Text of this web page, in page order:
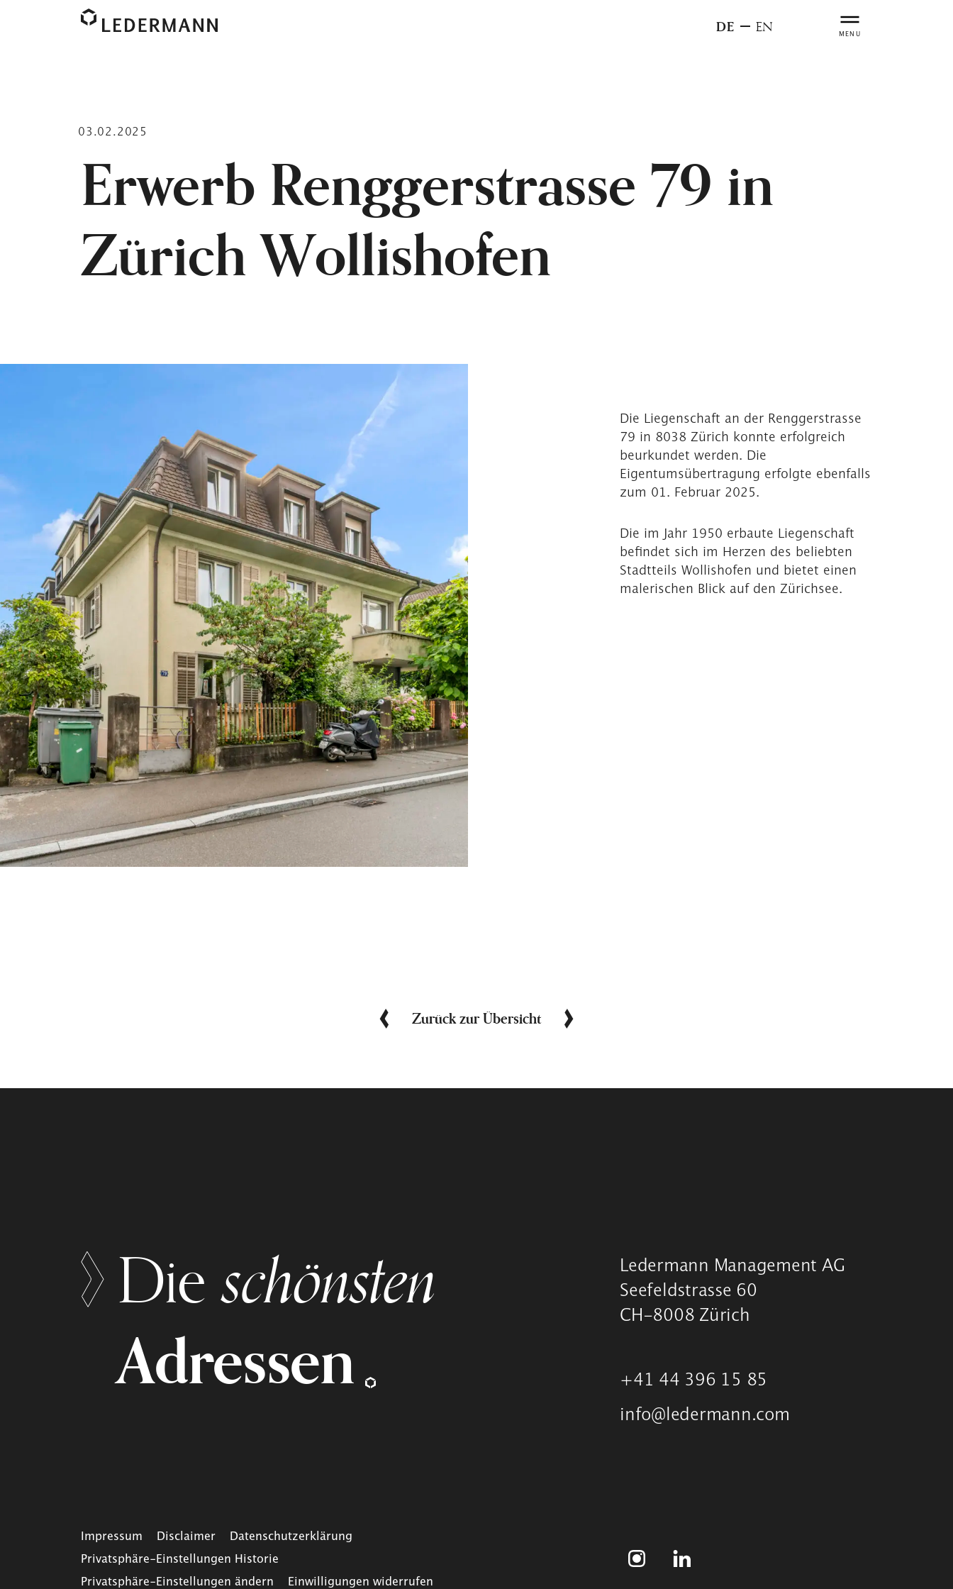
DE EN MENU
Erwerb Renggerstrasse 79 in
Zürich Wollishofen
03.02.2025
Die Liegenschaft an der Renggerstrasse
79 in 8038 Zürich konnte erfolgreich
beurkundet werden. Die
Eigentumsübertragung erfolgte ebenfalls
zum 01. Februar 2025.
Die im Jahr 1950 erbaute Liegenschaft
befindet sich im Herzen des beliebten
Stadtteils Wollishofen und bietet einen
malerischen Blick auf den Zürichsee.
Zurück zur Übersicht
Dieschönsten
Adressen
Ledermann Management AG
Seefeldstrasse 60
CH-8008 Zürich
+41 44 396 15 85
info@ledermann.com
Impressum Disclaimer
Datenschutzerklärung
Privatsphäre-Einstellungen Historie
Privatsphäre-Einstellungen ändern
Einwilligungen widerrufen